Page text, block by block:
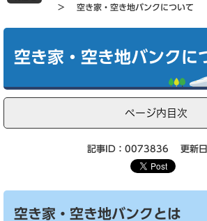
>
空き家・空き地バンクについて
空き家・空き地バンクに
ページ内目次
記事ID：0073836 更新
空き家・空き地バンクとは